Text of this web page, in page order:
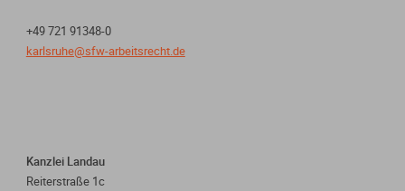
+49 721 91348-0
karlsruhe@sfw-arbeitsrecht.de
Kanzlei Landau
Reiterstraße 1c